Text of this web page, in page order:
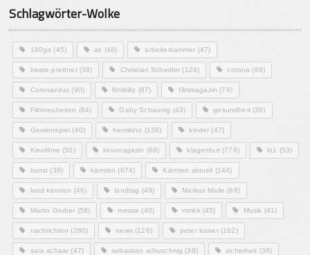
Schlagwörter-Wolke
180ga (45) ak (48) arbeiterkammer (47)
beate prettner(38) Christian Scheider (124) corona (69)
Coronavirus (90) filmblitz (87) filmmagazin (76)
Filmneuheiten (64) Gaby Schaunig (43) gesundheit(36)
Gewinnspiel (40) heimkino (138) kinder (47)
Kinofilme (50) kinomagazin (69) klagenfurt(776) kt1 (53)
kunst (38) kärnten (674) Kärnten aktuell (144)
land kärnten (46) landtag (49) Markus Malle (68)
Martin Gruber (58) messe (40) mmkk(45) Musik (41)
nachrichten (280) news(126) peter kaiser(162)
sara schaar (47) sebastian schuschnig (38) sicherheit (36)